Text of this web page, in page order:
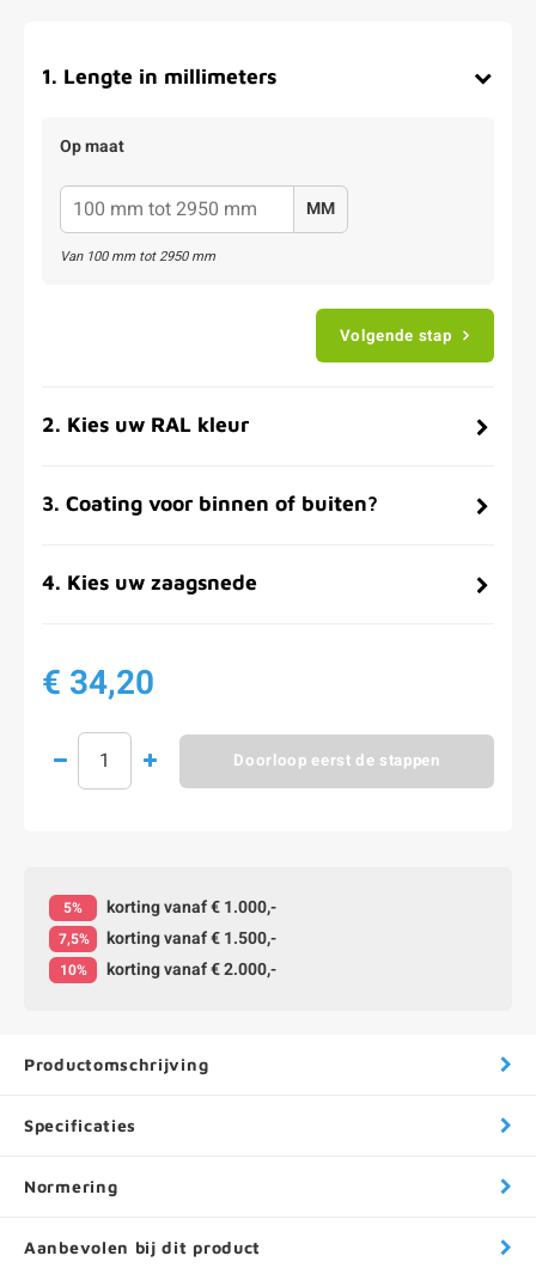
1. Lengte in millimeters
Op maat
MM
Van 100mm tot2950mm
Volgende stap
2. Kies uw RAL kleur
3. Coating voor binnen of buiten?
4. Kies uw zaagsnede
€ 34,20
Doorloop eerst de stappen
5% korting vanaf € 1.000,-
7,5% korting vanaf € 1.500,-
10% korting vanaf € 2.000,-
Productomschrijving
Specificaties
Normering
Aanbevolen bij dit product